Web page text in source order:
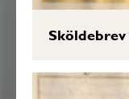
Sköldebrev